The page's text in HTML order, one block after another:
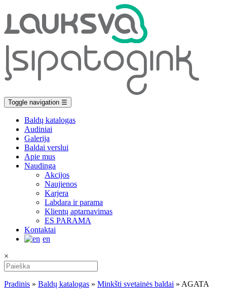
Toggle navigation ☰
Baldų katalogas
Audiniai
Galerija
Baldai verslui
Apie mus
Naudinga
Akcijos
Naujienos
Karjera
Labdara ir parama
Klientų aptarnavimas
ES PARAMA
Kontaktai
en
×
Pradinis » Baldų katalogas » Minkšti svetainės baldai » AGATA